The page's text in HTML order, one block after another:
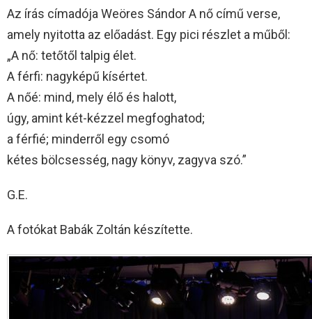
Az írás címadója Weöres Sándor A nő című verse,
amely nyitotta az előadást. Egy pici részlet a műből:
„A nő: tetőtől talpig élet.
A férfi: nagyképű kísértet.
A nőé: mind, mely élő és halott,
úgy, amint két-kézzel megfoghatod;
a férfié; minderről egy csomó
kétes bölcsesség, nagy könyv, zagyva szó.”
G.E.
A fotókat Babák Zoltán készítette.